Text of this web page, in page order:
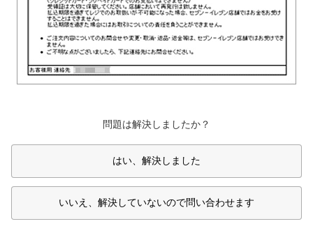
問題は解決しましたか？
はい、解決しました
いいえ、解決していないので問い合わせます